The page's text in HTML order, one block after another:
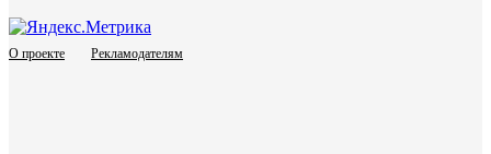
О проекте Рекламодателям